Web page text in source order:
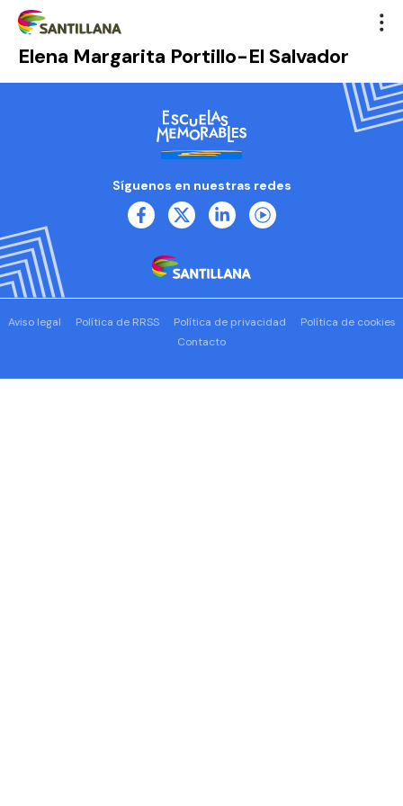
Elena Margarita Portillo-El Salvador
Síguenos en nuestras redes
Aviso legal Política de RRSS Política de privacidad
Política de cookies
Contacto